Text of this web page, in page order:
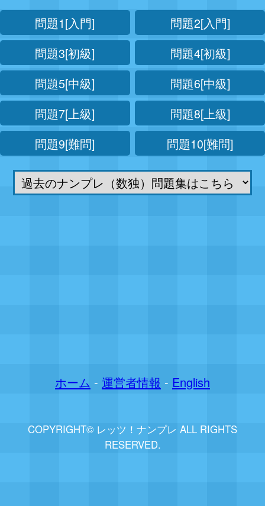
問題1[入門]
問題2[入門]
問題3[初級]
問題4[初級]
問題5[中級]
問題6[中級]
問題7[上級]
問題8[上級]
問題9[難問]
問題10[難問]
ホーム - 運営者情報 - English
COPYRIGHT© レッツ！ナンプレ ALL RIGHTS
RESERVED.